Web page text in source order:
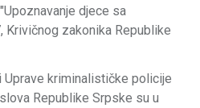
djece sa
Krivičnog zakonika Republike
kriminalističke policije
Republike Srpske su u